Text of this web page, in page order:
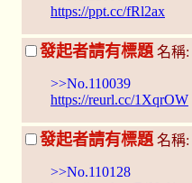
https://ppt.cc/fRl2ax
發起者請有標題 名稱:
>>No.110039
https://reurl.cc/1XqrOW
發起者請有標題 名稱:
>>No.110128